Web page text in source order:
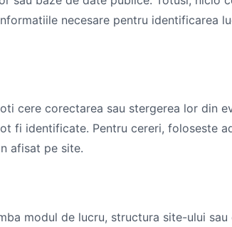
necesare pentru identificarea
cere corectarea sau stergerea lor din
fi identificate. Pentru cereri, foloseste
afisat pe site.
modul de lucru, structura site-ului